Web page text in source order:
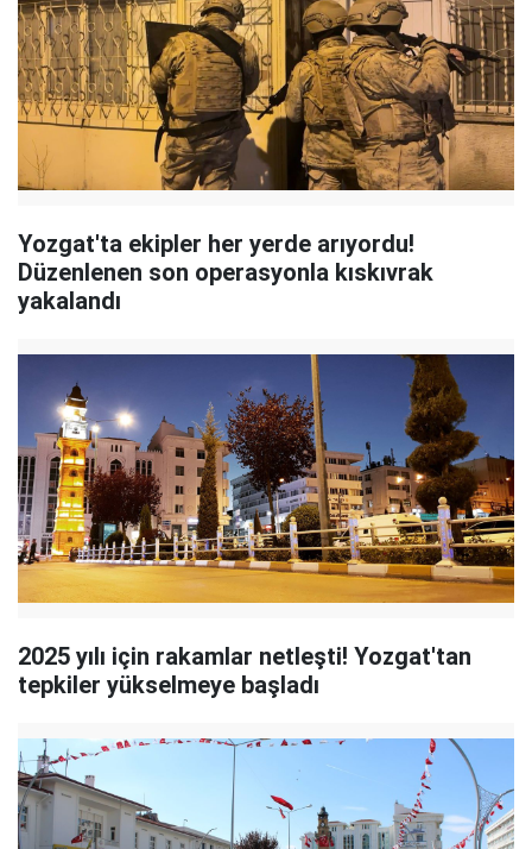
Yozgat'ta ekipler her yerde arıyordu!
Düzenlenen son operasyonla kıskıvrak
yakalandı
2025 yılı için rakamlar netleşti! Yozgat'tan
tepkiler yükselmeye başladı